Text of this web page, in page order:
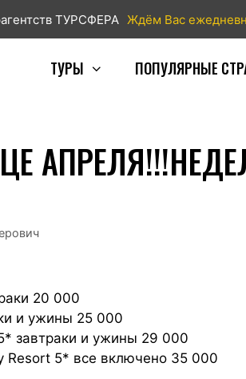
ТУРСФЕРА Ждём Вас
ТУРЫ ПОПУЛЯРНЫЕ
20 000
и ужины 25 000
завтраки и ужины 29 000
Resort 5* все включено 35 000